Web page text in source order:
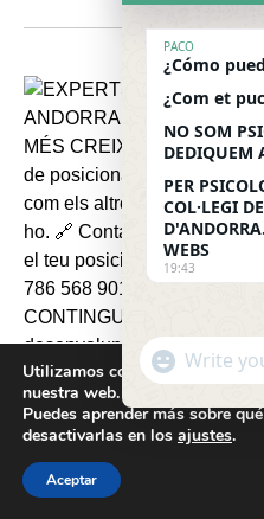
Utilizamos cookies para
nuestra web.
Puedes aprender más sobre
desactivarlas en los ajustes.
Aceptar
Cookies help us deliver our
services, you agree to our
PACO
¿Cómo
¿Com et
NO SOM
DEDIQUEM
PER
COL·LEGI
WEBS
19:43
"
+
c
h
W
h
a